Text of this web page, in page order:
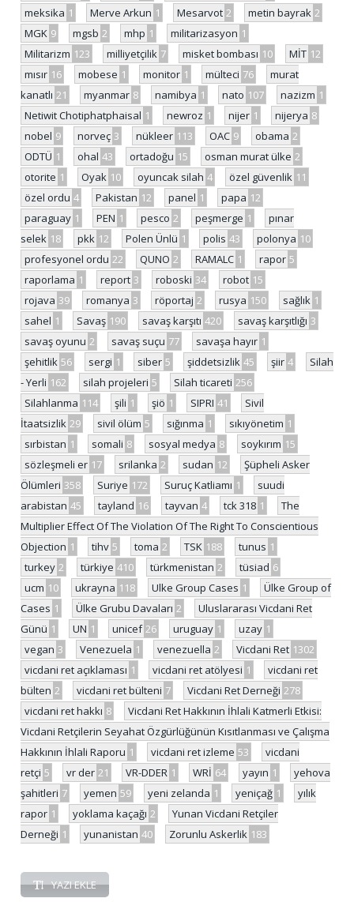
meksika 1 Merve Arkun 1 Mesarvot 2 metin bayrak 2
MGK 9 mgsb 2 mhp 1 militarizasyon 1
Militarizm 123 milliyetçilik 7 misket bombası 10 MİT 12
mısır 16 mobese 1 monitor 1 mülteci 76
murat
kanatlı 21 myanmar 8 namibya 1 nato 107 nazizm 1
Netiwit Chotiphatphaisal 1 newroz 1 nijer 1 nijerya 8
nobel 9 norveç 3 nükleer 113 OAC 9 obama 2
ODTÜ 1 ohal 43 ortadoğu 15 osman murat ülke 2
otorite 1 Oyak 10 oyuncak silah 4 özel güvenlik 11
özel ordu 4 Pakistan 12 panel 1 papa 12
paraguay 1 PEN 1 pesco 2 peşmerge 1
pınar
selek 18 pkk 12 Polen Ünlü 1 polis 43 polonya 10
profesyonel ordu 22 QUNO 2 RAMALC 1 rapor 5
raporlama 1 report 3 roboski 34 robot 15
rojava 39 romanya 3 röportaj 2 rusya 150 sağlık 1
sahel 1 Savaş 190 savaş karşıtı 420 savaş karşıtlığı 3
savaş oyunu 2 savaş suçu 77 savaşa hayır 1
şehitlik 56 sergi 1 siber 5 şiddetsizlik 45 şiir 4
Silah
- Yerli 162 silah projeleri 5 Silah ticareti 256
Silahlanma 114 şili 1 şiö 1 SIPRI 41
Sivil
İtaatsizlik 29 sivil ölüm 5 sığınma 1 sıkıyönetim 1
sırbistan 1 somali 8 sosyal medya 8 soykırım 15
sözleşmeli er 17 srilanka 2 sudan 12
Şüpheli Asker
Ölümleri 358 Suriye 172 Suruç Katliamı 1
suudi
arabistan 45 tayland 16 tayvan 4 tck 318 1
The
Multiplier Effect Of The Violation Of The Right To Conscientious
Objection 1 tihv 5 toma 2 TSK 188 tunus 1
turkey 2 türkiye 410 türkmenistan 2 tüsiad 6
ucm 10 ukrayna 118 Ulke Group Cases 1
Ülke Group of
Cases 1 Ülke Grubu Davaları 2
Uluslararası Vicdani Ret
Günü 1 UN 1 unicef 26 uruguay 1 uzay 1
vegan 3 Venezuela 1 venezuella 2 Vicdani Ret 1302
vicdani ret açıklaması 1 vicdani ret atölyesi 1
vicdani ret
bülten 2 vicdani ret bülteni 7 Vicdani Ret Derneği 278
vicdani ret hakkı 8
Vicdani Ret Hakkının İhlali Katmerli Etkisi:
Vicdani Retçilerin Seyahat Özgürlüğünün Kısıtlanması ve Çalışma
Hakkının İhlali Raporu 1 vicdani ret izleme 53
vicdani
retçi 5 vr der 21 VR-DDER 1 WRİ 64 yayın 1
yehova
şahitleri 7 yemen 59 yeni zelanda 1 yeniçağ 1
yılık
rapor 1 yoklama kaçağı 2
Yunan Vicdani Retçiler
Derneği 1 yunanistan 40 Zorunlu Askerlik 183
YAZI EKLE